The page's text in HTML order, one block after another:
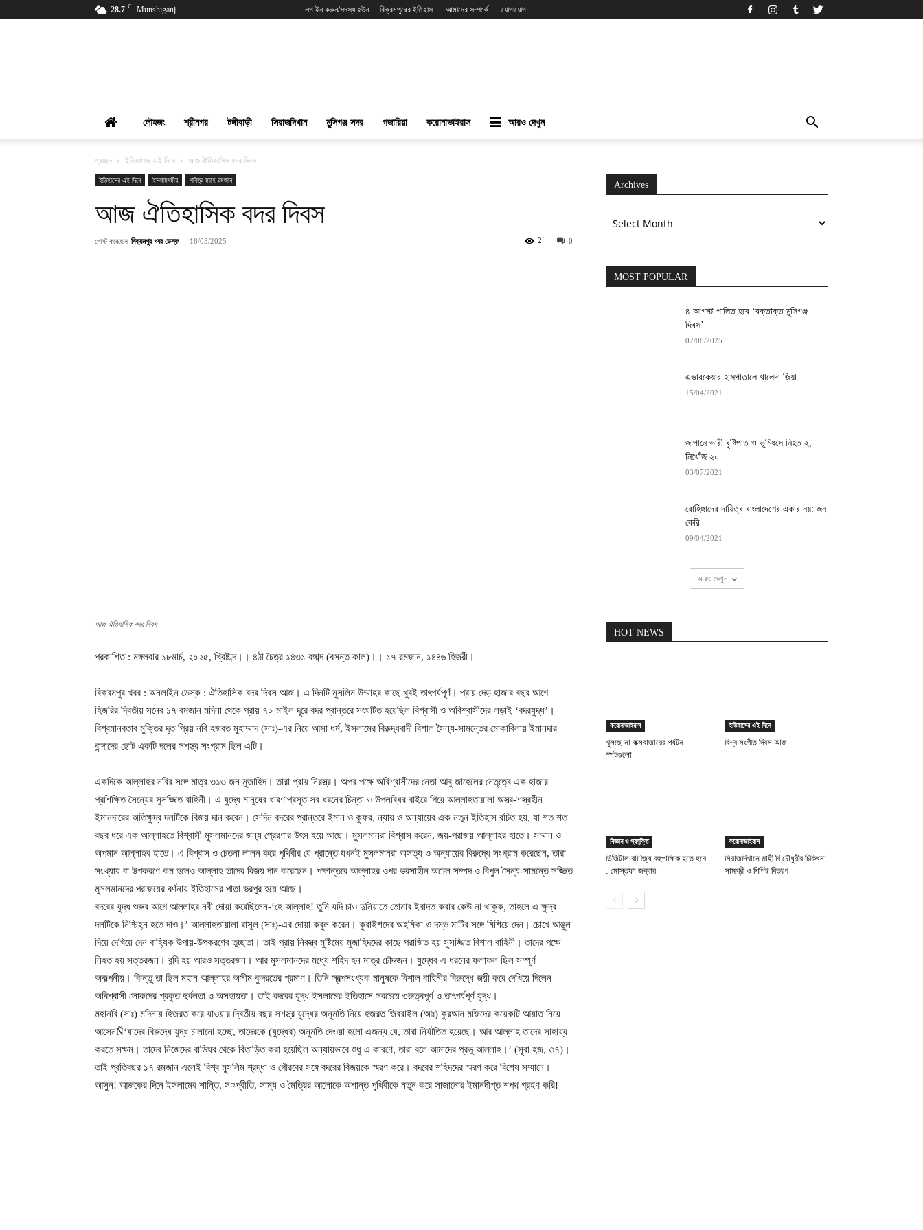
28.7 C Munshiganj লগ ইন করুন/সদস্য হউন বিক্রমপুরের ইতিহাস আমাদের সম্পর্কে যোগাযোগ
লৌহজং শ্রীনগর টঙ্গীবাড়ী সিরাজদিখান মুন্সিগঞ্জ সদর গজারিয়া করোনাভাইরাস আরও দেখুন
প্রচ্ছদ ইতিহাসের এই দিনে
আজ ঐতিহাসিক বদর দিবস
ইতিহাসের এই দিনে
ইসলামধর্মীয় পবিত্র মাহে রমজান
আজ ঐতিহাসিক বদর দিবস
পোস্ট করেছেন বিক্রমপুর খবর ডেস্ক - 18/03/2025 0
2
আজ ঐতিহাসিক বদর দিবস
প্রকাশিত : মঙ্গলবার ১৮মার্চ, ২০২৫, খ্রিষ্টাব্দ।। ৪ঠা চৈত্র ১৪৩১ বঙ্গাব্দ (বসন্ত কাল)।। ১৭ রমজান, ১৪৪৬ হিজরী।
বিক্রমপুর খবর : অনলাইন ডেস্ক : ঐতিহাসিক বদর দিবস আজ। এ দিনটি মুসলিম উম্মাহর কাছে খুবই তাৎপর্যপূর্ণ। প্রায় দেড় হাজার বছর আগে
হিজরির দ্বিতীয় সনের ১৭ রমজান মদিনা থেকে প্রায় ৭০ মাইল দূরে বদর প্রান্তরে সংঘটিত হয়েছিল বিশ্বাসী ও অবিশ্বাসীদের লড়াই ‘বদরযুদ্ধ’।
বিশ্বমানবতার মুক্তির দূত প্রিয় নবি হজরত মুহাম্মাদ (সাঃ)-এর নিয়ে আসা ধর্ম, ইসলামের বিরুদ্ধবাদী বিশাল সৈন্য-সামন্তের মোকাবিলায় ইমানদার
বান্দাদের ছোট একটি দলের সশস্ত্র সংগ্রাম ছিল এটি।
একদিকে আল্লাহর নবির সঙ্গে মাত্র ৩১৩ জন মুজাহিদ। তারা প্রায় নিরস্ত্র। অপর পক্ষে অবিশ্বাসীদের নেতা আবু জাহেলের নেতৃত্বে এক হাজার
প্রশিক্ষিত সৈন্যের সুসজ্জিত বাহিনী। এ যুদ্ধে মানুষের ধারণাপ্রসূত সব ধরনের চিন্তা ও উপলব্ধির বাইরে গিয়ে আল্লাহতায়ালা অস্ত্র-শস্ত্রহীন
ইমানদারের অতিক্ষুদ্র দলটিকে বিজয় দান করেন। সেদিন বদরের প্রান্তরে ইমান ও কুফর, ন্যায় ও অন্যায়ের এক নতুন ইতিহাস রচিত হয়, যা শত শত
বছর ধরে এক আল্লাহতে বিশ্বাসী মুসলমানদের জন্য প্রেরণার উৎস হয়ে আছে। মুসলমানরা বিশ্বাস করেন, জয়-পরাজয় আল্লাহর হাতে। সম্মান ও
অপমান আল্লাহর হাতে। এ বিশ্বাস ও চেতনা লালন করে পৃথিবীর যে প্রান্তে যখনই মুসলমানরা অসত্য ও অন্যায়ের বিরুদ্ধে সংগ্রাম করেছেন, তারা
সংখ্যায় বা উপকরণে কম হলেও আল্লাহ তাদের বিজয় দান করেছেন। পক্ষান্তরে আল্লাহর ওপর ভরসাহীন অঢেল সম্পদ ও বিপুল সৈন্য-সামন্তে সজ্জিত
মুসলমানদের পরাজয়ের বর্ণনায় ইতিহাসের পাতা ভরপুর হয়ে আছে।
বদরের যুদ্ধ শুরুর আগে আল্লাহর নবী দোয়া করেছিলেন-‘হে আল্লাহ! তুমি যদি চাও দুনিয়াতে তোমার ইবাদত করার কেউ না থাকুক, তাহলে এ ক্ষুদ্র
দলটিকে নিশ্চিহ্ন হতে দাও।’ আল্লাহতায়ালা রাসূল (সাঃ)-এর দোয়া কবুল করেন। কুরাইশদের অহমিকা ও দম্ভ মাটির সঙ্গে মিশিয়ে দেন। চোখে আঙুল
দিয়ে দেখিয়ে দেন বাহ্যিক উপায়-উপকরণের তুচ্ছতা। তাই প্রায় নিরস্ত্র মুষ্টিমেয় মুজাহিদদের কাছে পরাজিত হয় সুসজ্জিত বিশাল বাহিনী। তাদের পক্ষে
নিহত হয় সত্তরজন। বন্দি হয় আরও সত্তরজন। আর মুসলমানদের মধ্যে শহিদ হন মাত্র চৌদ্দজন। যুদ্ধের এ ধরনের ফলাফল ছিল সম্পূর্ণ
অকল্পনীয়। কিন্তু তা ছিল মহান আল্লাহর অসীম কুদরতের প্রমাণ। তিনি স্বল্পসংখ্যক মানুষকে বিশাল বাহিনীর বিরুদ্ধে জয়ী করে দেখিয়ে দিলেন
অবিশ্বাসী লোকদের প্রকৃত দুর্বলতা ও অসহায়তা। তাই বদরের যুদ্ধ ইসলামের ইতিহাসে সবচেয়ে গুরুত্বপূর্ণ ও তাৎপর্যপূর্ণ যুদ্ধ।
মহানবি (সাঃ) মদিনায় হিজরত করে যাওয়ার দ্বিতীয় বছর সশস্ত্র যুদ্ধের অনুমতি নিয়ে হজরত জিবরাইল (আঃ) কুরআন মজিদের কয়েকটি আয়াত নিয়ে
আসেনÑ‘যাদের বিরুদ্ধে যুদ্ধ চালানো হচ্ছে, তাদেরকে (যুদ্ধের) অনুমতি দেওয়া হলো এজন্য যে, তারা নির্যাতিত হয়েছে। আর আল্লাহ তাদের সাহায্য
করতে সক্ষম। তাদের নিজেদের বাড়িঘর থেকে বিতাড়িত করা হয়েছিল অন্যায়ভাবে শুধু এ কারণে, তারা বলে আমাদের প্রভু আল্লাহ।’ (সূরা হজ, ৩৭)।
তাই প্রতিবছর ১৭ রমজান এলেই বিশ্ব মুসলিম শ্রদ্ধা ও গৌরবের সঙ্গে বদরের বিজয়কে স্মরণ করে। বদরের শহিদদের স্মরণ করে বিশেষ সম্মানে।
আসুন! আজকের দিনে ইসলামের শান্তি, স¤প্রীতি, সাম্য ও মৈত্রির আলোকে অশান্ত পৃথিবীকে নতুন করে সাজানোর ইমানদীপ্ত শপথ গ্রহণ করি!
Archives
Archives
MOST POPULAR
৪ আগস্ট পালিত হবে ‘রক্তাক্ত মুন্সিগঞ্জ
দিবস’
02/08/2025
এভারকেয়ার হাসপাতালে খালেদা জিয়া
15/04/2021
জাপানে ভারী বৃষ্টিপাত ও ভূমিধসে নিহত ২,
নিখোঁজ ২০
03/07/2021
রোহিঙ্গাদের দায়িত্ব বাংলাদেশের একার নয়: জন
কেরি
09/04/2021
আরও দেখুন
HOT NEWS
করোনাভাইরাস
খুলছে না কক্সবাজারের পর্যটন
স্পটগুলো
ইতিহাসের এই দিনে
বিশ্ব সংগীত দিবস আজ
বিজ্ঞান ও প্রযুক্তি
ডিজিটাল বাণিজ্য বহুপাক্ষিক হতে হবে
: মোস্তফা জব্বার
করোনাভাইরাস
সিরাজদিখানে মাহী বি চৌধুরীর চিকিৎসা
সামগ্রী ও পিপিই বিতরণ